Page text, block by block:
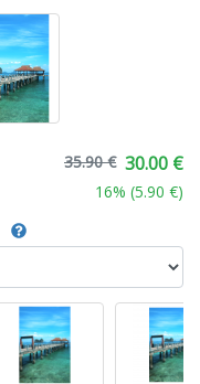
35.90 € 30.00 €
16% (5.90 €)